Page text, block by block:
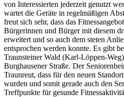
von Interessierten jederzeit genutzt
wartet die Geräte in regelmäßigen
freut sich sehr, dass das
Bürgerinnen und Bürger mit diesem
erweitert und so auch dem steten
entsprochen werden konnte. Es gibt
Traunsteiner Wald (Karl-Löppen-
Burghausener Straße. Der
Traunreut, dass für den neuen
wurden und somit gerade auch den
Treffpunkte für gesunde